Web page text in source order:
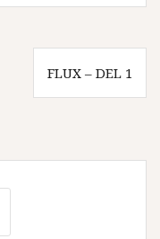
FLUX – DEL 1